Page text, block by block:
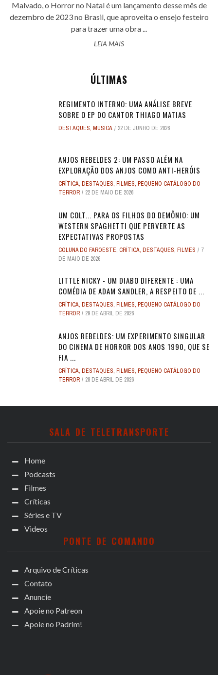
Malvado, o Horror no Natal é um lançamento desse mês de
dezembro de 2023 no Brasil, que aproveita o ensejo festeiro
para trazer uma obra ...
LEIA MAIS
ÚLTIMAS
REGIMENTO INTERNO: UMA ANÁLISE BREVE
SOBRE O EP DO CANTOR THIAGO MATIAS
DESTAQUES, MÚSICA 22 DE JUNHO DE 2026
ANJOS REBELDES 2: UM PASSO ALÉM NA
EXPLORAÇÃO DOS ANJOS COMO ANTI-HERÓIS
CRÍTICA, DESTAQUES, FILMES, PEQUENO CATÁLOGO DO
TERROR
22 DE MAIO DE 2026
UM COLT... PARA OS FILHOS DO DEMÔNIO: UM
WESTERN SPAGHETTI QUE PERVERTE AS
EXPECTATIVAS PROPOSTAS
COLUNA DO FAROESTE, CRÍTICA, DESTAQUES, FILMES
7
DE MAIO DE 2026
LITTLE NICKY - UM DIABO DIFERENTE : UMA
COMÉDIA DE ADAM SANDLER, A RESPEITO DE ...
CRÍTICA, DESTAQUES, FILMES, PEQUENO CATÁLOGO DO
TERROR
29 DE ABRIL DE 2026
ANJOS REBELDES: UM EXPERIMENTO SINGULAR
DO CINEMA DE HORROR DOS ANOS 1990, QUE SE
FIA ...
CRÍTICA, DESTAQUES, FILMES, PEQUENO CATÁLOGO DO
TERROR
28 DE ABRIL DE 2026
SALA DE TELETRANSPORTE
Home
Podcasts
Filmes
Críticas
Séries e TV
Videos
PONTE DE COMANDO
Arquivo de Críticas
Contato
Anuncie
Apoie no Patreon
Apoie no Padrim!